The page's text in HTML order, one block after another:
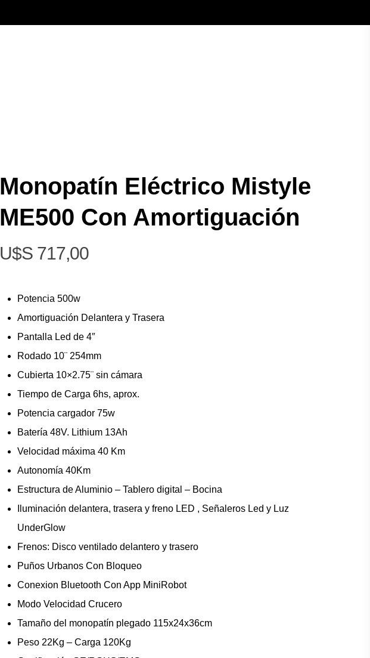
Monopatín Eléctrico Mistyle
ME500 Con Amortiguación
$ 717,00
Potencia 500w
Amortiguación Delantera y Trasera
Pantalla Led de 4″
Rodado 10¨ 254mm
Cubierta 10×2.75¨ sin cámara
Tiempo de Carga 6hs, aprox.
Potencia cargador 75w
Batería 48V. Lithium 13Ah
Velocidad máxima 40 Km
Autonomía 40Km
Estructura de Aluminio – Tablero digital – Bocina
Iluminación delantera, trasera y freno LED , Señaleros Led y Luz
UnderGlow
Frenos: Disco ventilado delantero y trasero
Puños Urbanos Con Bloqueo
Conexion Bluetooth Con App MiniRobot
Modo Velocidad Crucero
Tamaño del monopatín plegado 115x24x36cm
Peso 22Kg – Carga 120Kg